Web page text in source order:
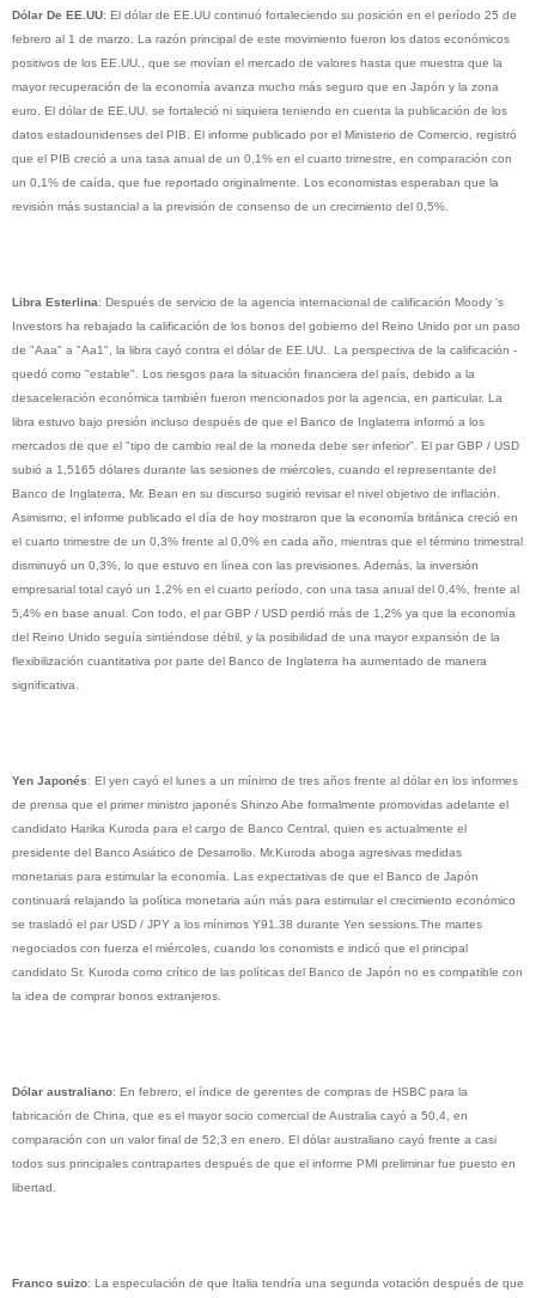
Dólar De EE.UU: El dólar de EE.UU continuó fortaleciendo su posición en el período 25 de
febrero al 1 de marzo. La razón principal de este movimiento fueron los datos económicos
positivos de los EE.UU., que se movían el mercado de valores hasta que muestra que la
mayor recuperación de la economía avanza mucho más seguro que en Japón y la zona
euro. El dólar de EE.UU. se fortaleció ni siquiera teniendo en cuenta la publicación de los
datos estadounidenses del PIB. El informe publicado por el Ministerio de Comercio, registró
que el PIB creció a una tasa anual de un 0,1% en el cuarto trimestre, en comparación con
un 0,1% de caída, que fue reportado originalmente. Los economistas esperaban que la
revisión más sustancial a la previsión de consenso de un crecimiento del 0,5%.
Libra Esterlina: Después de servicio de la agencia internacional de calificación Moody 's
Investors ha rebajado la calificación de los bonos del gobierno del Reino Unido por un paso
de "Aaa" a "Aa1", la libra cayó contra el dólar de EE.UU.. La perspectiva de la calificación -
quedó como "estable". Los riesgos para la situación financiera del país, debido a la
desaceleración económica también fueron mencionados por la agencia, en particular. La
libra estuvo bajo presión incluso después de que el Banco de Inglaterra informó a los
mercados de que el "tipo de cambio real de la moneda debe ser inferior". El par GBP / USD
subió a 1,5165 dólares durante las sesiones de miércoles, cuando el representante del
Banco de Inglaterra, Mr. Bean en su discurso sugirió revisar el nivel objetivo de inflación.
Asimismo, el informe publicado el día de hoy mostraron que la economía británica creció en
el cuarto trimestre de un 0,3% frente al 0,0% en cada año, mientras que el término trimestral
disminuyó un 0,3%, lo que estuvo en línea con las previsiones. Además, la inversión
empresarial total cayó un 1,2% en el cuarto período, con una tasa anual del 0,4%, frente al
5,4% en base anual. Con todo, el par GBP / USD perdió más de 1,2% ya que la economía
del Reino Unido seguía sintiéndose débil, y la posibilidad de una mayor expansión de la
flexibilización cuantitativa por parte del Banco de Inglaterra ha aumentado de manera
significativa.
Yen Japonés: El yen cayó el lunes a un mínimo de tres años frente al dólar en los informes
de prensa que el primer ministro japonés Shinzo Abe formalmente promovidas adelante el
candidato Harika Kuroda para el cargo de Banco Central, quien es actualmente el
presidente del Banco Asiático de Desarrollo. Mr.Kuroda aboga agresivas medidas
monetarias para estimular la economía. Las expectativas de que el Banco de Japón
continuará relajando la política monetaria aún más para estimular el crecimiento económico
se trasladó el par USD / JPY a los mínimos Y91.38 durante Yen sessions.The martes
negociados con fuerza el miércoles, cuando los conomists e indicó que el principal
candidato Sr. Kuroda como crítico de las políticas del Banco de Japón no es compatible con
la idea de comprar bonos extranjeros.
Dólar australiano: En febrero, el índice de gerentes de compras de HSBC para la
fabricación de China, que es el mayor socio comercial de Australia cayó a 50,4, en
comparación con un valor final de 52,3 en enero. El dólar australiano cayó frente a casi
todos sus principales contrapartes después de que el informe PMI preliminar fue puesto en
libertad.
Franco suizo: La especulación de que Italia tendría una segunda votación después de que